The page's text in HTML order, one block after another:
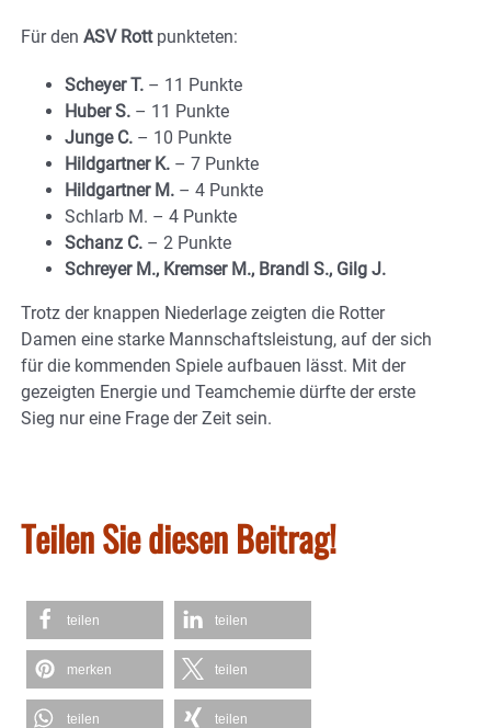
Für den ASV Rott punkteten:
Scheyer T. – 11 Punkte
Huber S. – 11 Punkte
Junge C. – 10 Punkte
Hildgartner K. – 7 Punkte
Hildgartner M. – 4 Punkte
Schlarb M. – 4 Punkte
Schanz C. – 2 Punkte
Schreyer M., Kremser M., Brandl S., Gilg J.
Trotz der knappen Niederlage zeigten die Rotter
Damen eine starke Mannschaftsleistung, auf der sich
für die kommenden Spiele aufbauen lässt. Mit der
gezeigten Energie und Teamchemie dürfte der erste
Sieg nur eine Frage der Zeit sein.
Teilen Sie diesen Beitrag!
teilen teilen
merken teilen
teilen teilen